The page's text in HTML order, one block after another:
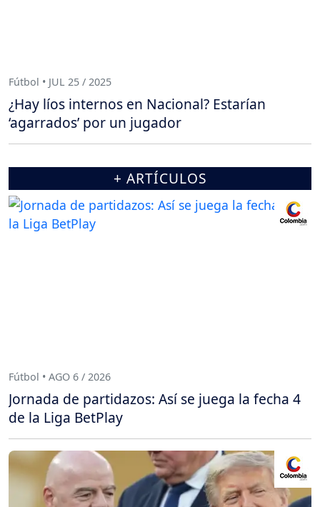
Fútbol • JUL 25 / 2025
¿Hay líos internos en Nacional? Estarían
‘agarrados’ por un jugador
+ ARTÍCULOS
Fútbol • AGO 6 / 2026
Jornada de partidazos: Así se juega la fecha 4
de la Liga BetPlay